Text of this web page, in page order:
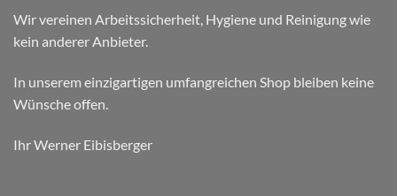
Wir vereinen Arbeitssicherheit, Hygiene und Reinigung wie
kein anderer Anbieter.
In unserem einzigartigen umfangreichen Shop bleiben keine
Wünsche offen.
Ihr Werner Eibisberger